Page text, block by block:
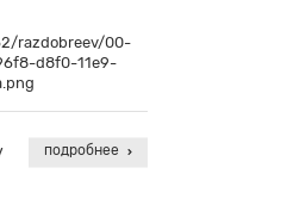
razdobreev/00-
d8f0-11e9-
подробнее